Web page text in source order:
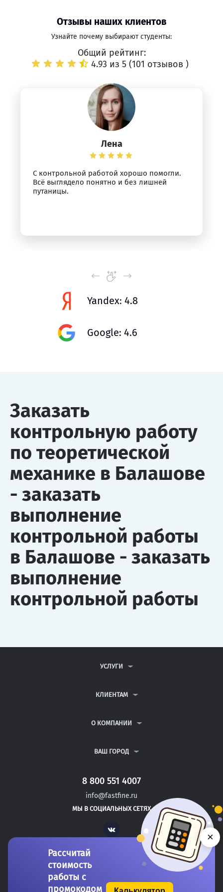
Отзывы наших клиентов
Узнайте почему выбирают студенты:
Общий рейтинг:
4.93 из 5 (101 отзывов )
Лена
С контрольной работой хорошо помогли.
Всё выглядело понятно и без лишней
путаницы.
Yandex: 4.8
Google: 4.6
Заказать
контрольную работу
по теоретической
механике в Балашове
- заказать
выполнение
контрольной работы
в Балашове - заказать
выполнение
контрольной работы
УСЛУГИ
ДИПЛОМНЫЕ РАБОТЫ
РЕФЕРАТЫ
КЛИЕНТАМ
ВОПРОСЫ И ОТВЕТЫ
ПОЛИТИКА КОНФИДЕНЦИАЛЬНОСТИ
О КОМПАНИИ
КОНТАКТЫ
ВАШ ГОРОД
САНКТ-ПЕТЕРБУРГ
ЗЛАТОУСТ
КАМЫШИН
8 800 551 4007
info@fastfine.ru
МЫ В СОЦИАЛЬНЫХ СЕТЯХ
Vk
Рассчитай
стоимость
работы с
промокодом
×